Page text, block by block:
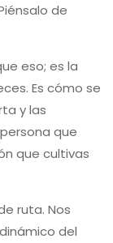
de
eso; es la
Es cómo se
y las
que
que cultivas
ruta. Nos
del